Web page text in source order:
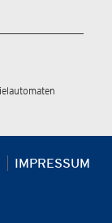
IMPRESSUM